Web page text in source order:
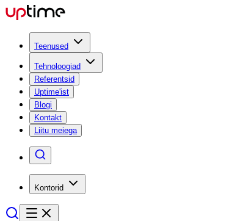
Teenused
Tehnoloogiad
Referentsid
Uptime'ist
Blogi
Kontakt
Liitu meiega
Kontorid